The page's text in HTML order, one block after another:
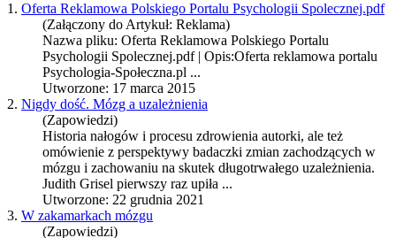
1. Oferta Reklamowa Polskiego Portalu Psychologii Spolecznej.pdf
(Załączony do Artykuł: Reklama)
Nazwa pliku: Oferta Reklamowa Polskiego Portalu
Psychologii Spolecznej.pdf | Opis:Oferta reklamowa portalu
Psychologia-Społeczna.pl ...
Utworzone: 17 marca 2015
2. Nigdy dość. Mózg a uzależnienia
(Zapowiedzi)
Historia nałogów i procesu zdrowienia autorki, ale też
omówienie z perspektywy badaczki zmian zachodzących w
mózgu i zachowaniu na skutek długotrwałego uzależnienia.
Judith Grisel pierwszy raz upiła ...
Utworzone: 22 grudnia 2021
3. W zakamarkach mózgu
(Zapowiedzi)